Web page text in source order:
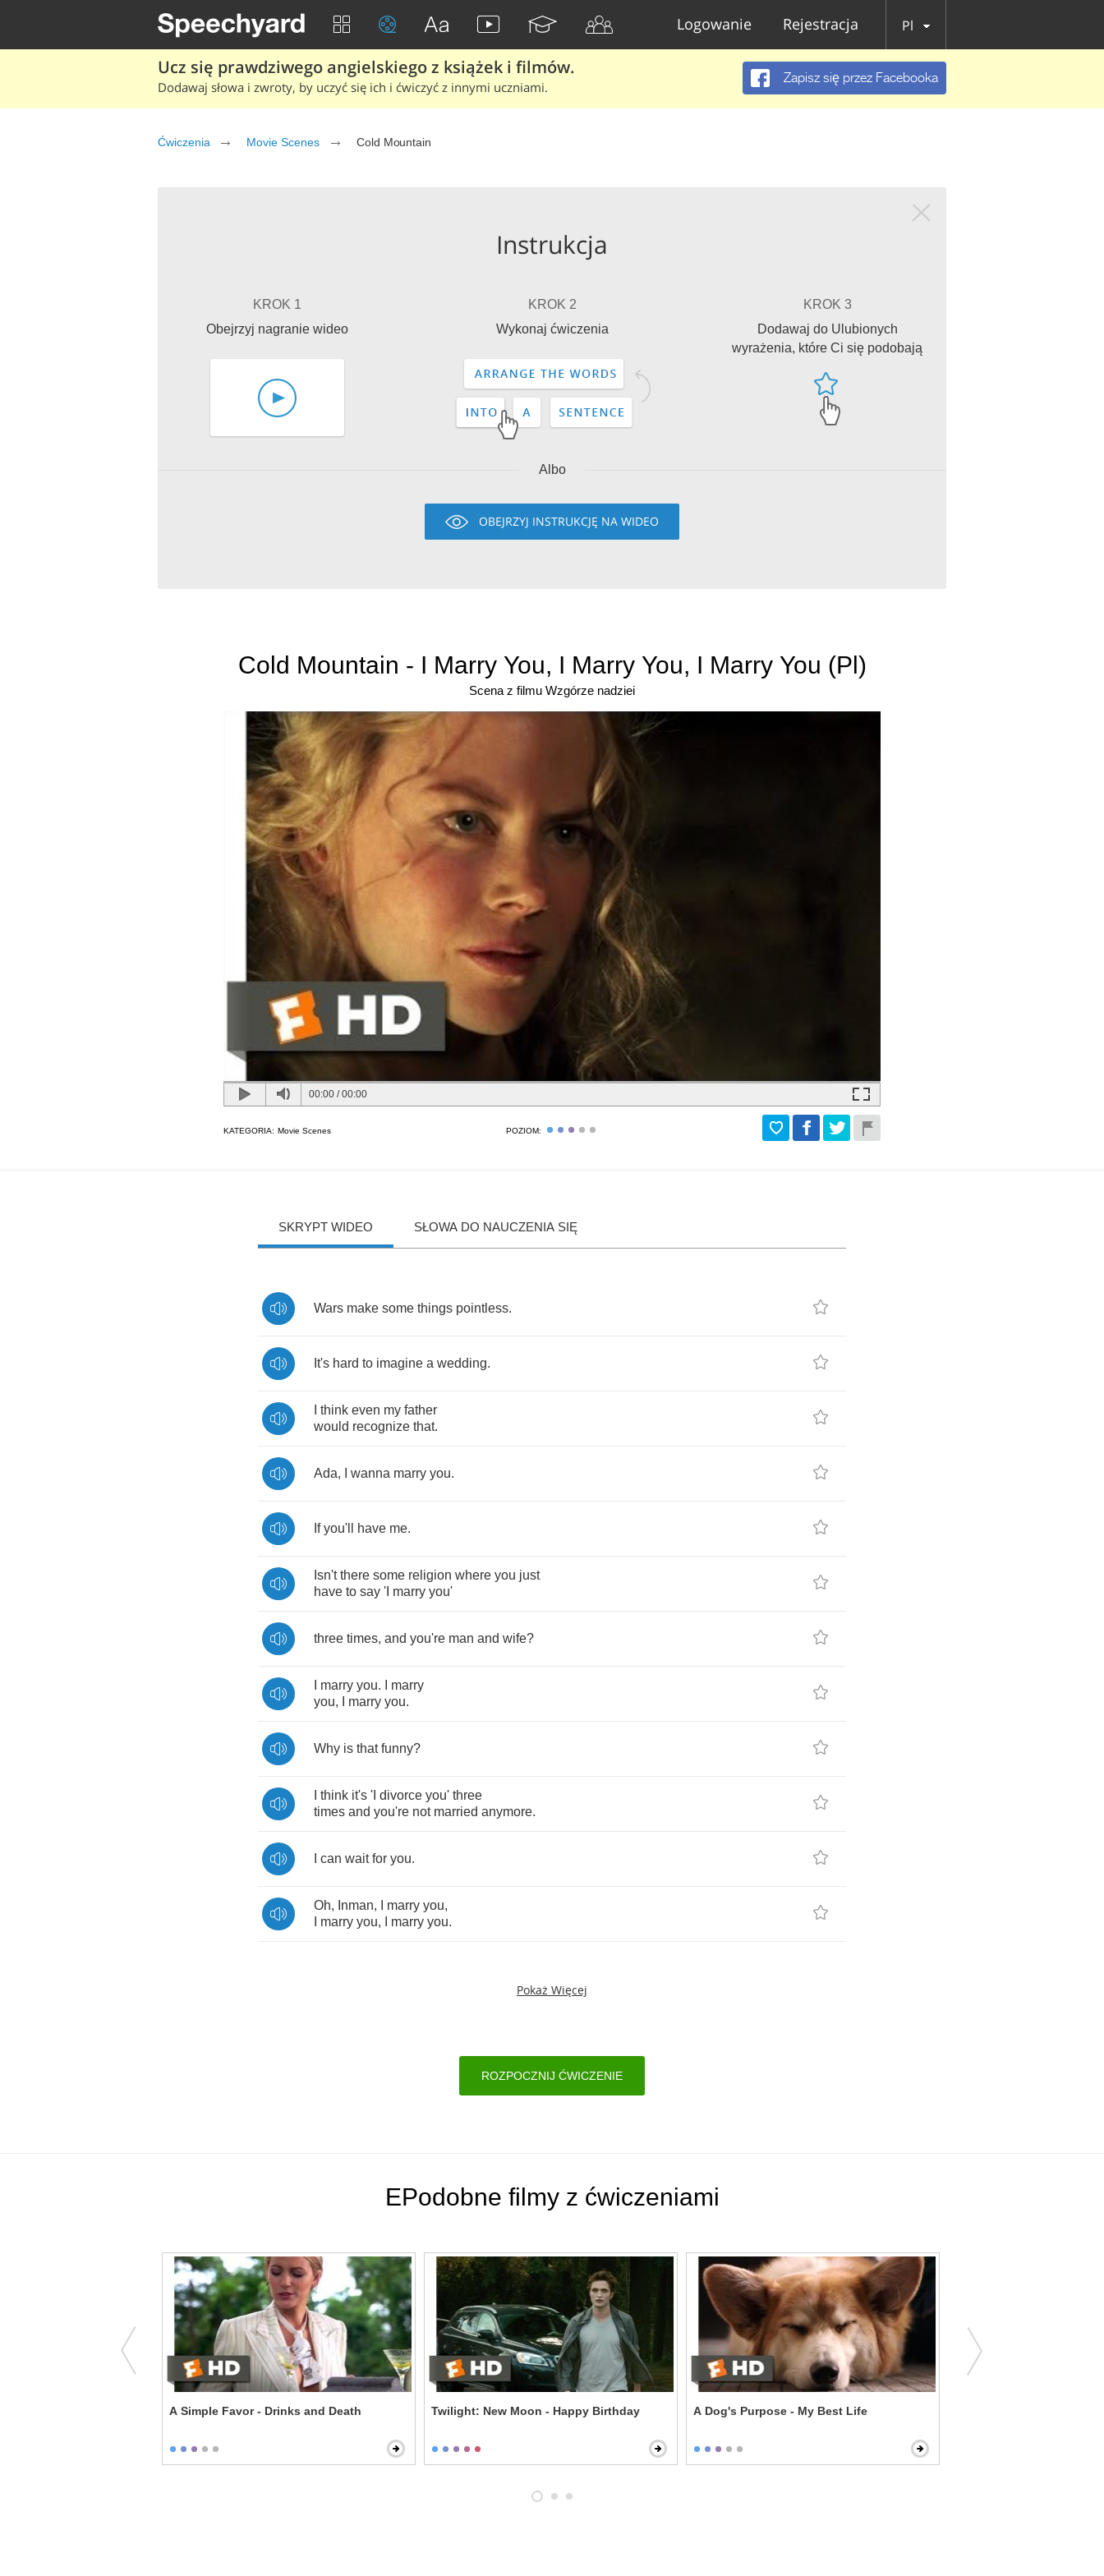
Logowanie Rejestracja Pl
Ucz się prawdziwego angielskiego z książek i filmów.
Dodawaj słowa i zwroty, by uczyć się ich i ćwiczyć z innymi uczniami.
Zapisz się przez Facebooka
Ćwiczenia Movie Scenes Cold Mountain
Instrukcja
KROK 1
Obejrzyj nagranie wideo
KROK 2
Wykonaj ćwiczenia
KROK 3
Dodawaj do Ulubionych
wyrażenia, które Ci się podobają
Albo
OBEJRZYJ INSTRUKCJĘ NA WIDEO
Cold Mountain - I Marry You, I Marry You, I Marry You (Pl)
Scena z filmu Wzgórze nadziei
00:00 /00:00
KATEGORIA: Movie Scenes POZIOM:
SKRYPT WIDEO SŁOWA DO NAUCZENIA SIĘ
Wars make some things pointless.
It's hard to imagine a wedding.
think even my father
would recognize that.
Ada, wanna marry you.
If you'll have me.
Isn't there some religion where you just
have to say 'I marry you'
three times, and you're man and wife?
marry you.
marry
you, marry you.
Why is that funny?
think it's 'I divorce you' three
times and you're not married anymore.
can wait for you.
Oh, Inman, marry you,
marry you, marry you.
Pokaż Więcej
ROZPOCZNIJ ĆWICZENIE
EPodobne filmy z ćwiczeniami
A Simple Favor - Drinks and Death Twilight: New Moon - Happy Birthday A Dog's Purpose - My Best Life